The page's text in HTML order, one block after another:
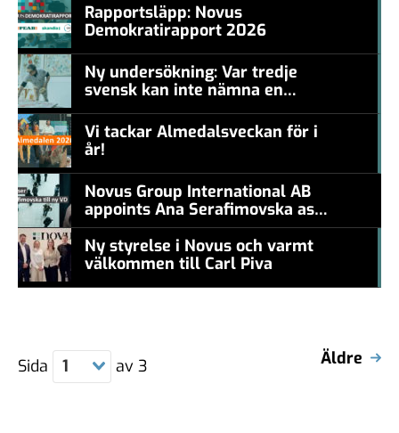
Rapportsläpp: Novus
Demokratirapport 2026
Ny undersökning: Var tredje
svensk kan inte nämna en
Vi tackar Almedalsveckan för i
år!
Novus Group International AB
appoints Ana Serafimovska as
new CEO
Ny styrelse i Novus och varmt
välkommen till Carl Piva
Sida 1 av 3 Äldre